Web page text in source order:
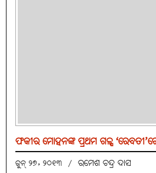
ଫକୀର ମୋହନଙ୍କ ପ୍ରଥମ ଗଳ୍ପ
ଜୁନ୍ ୨୭, ୨୦୧୩ / ରମେଶ ଚନ୍ଦ୍ର ଦାସ